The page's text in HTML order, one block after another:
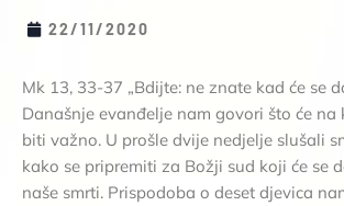
22/11/2020
Mk 13, 33-37 „Bdijte: ne znate kad će se
Današnje evanđelje nam govori što će na
biti važno. U prošle dvije nedjelje slušali
kako se pripremiti za Božji sud koji će se
naše smrti. Prispodoba o deset djevica